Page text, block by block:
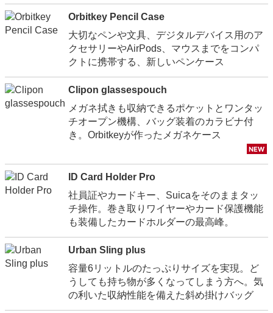
Orbitkey Pencil Case
大切なペンや文具、デジタルデバイス用のア
クセサリーやAirPods、マウスまでをコンパ
クトに携帯する、新しいペンケース
Clipon glassespouch
メガネ拭きも収納できるポケットとワンタッ
チオープン機構、バッグ装着のカラビナ付
き。Orbitkeyが作ったメガネケース
ID Card Holder Pro
社員証やカードキー、Suicaをそのままタッ
チ操作。巻き取りワイヤーやカード保護機能
も装備したカードホルダーの最高峰。
Urban Sling plus
容量6リットルのたっぷりサイズを実現。ど
うしても持ち物が多くなってしまう方へ。気
の利いた収納性能を備えた斜め掛けバッグ